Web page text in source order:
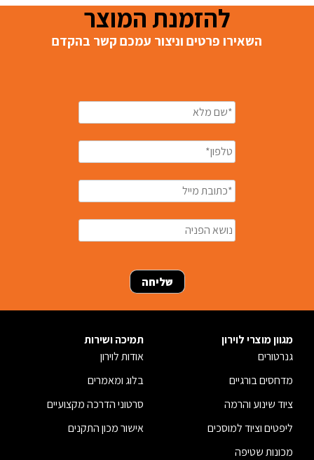
להזמנת המוצר
השאירו פרטים וניצור עמכם קשר בהקדם
מגוון מוצרי לוירון
גנרטורים
מדחסים בורגיים
ציוד שינוע והרמה
ליפטים וציוד למוסכים
מכונות שטיפה
תמיכה ושירות
אודות לוירון
בלוג ומאמרים
סרטוני הדרכה מקצועיים
אישור מכון התקנים